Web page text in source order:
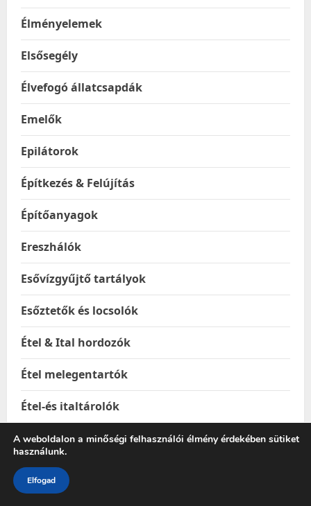
Élményelemek
Elsősegély
Élvefogó állatcsapdák
Emelők
Epilátorok
Építkezés & Felújítás
Építőanyagok
Ereszhálók
Esővízgyűjtő tartályok
Esőztetők és locsolók
Étel & Ital hordozók
Étel melegentartók
Étel-és italtárolók
Ételhordók
Ételtakaró búrák
A weboldalon a minőségi felhasználói élmény érdekében sütiket
használunk.
Elfogad